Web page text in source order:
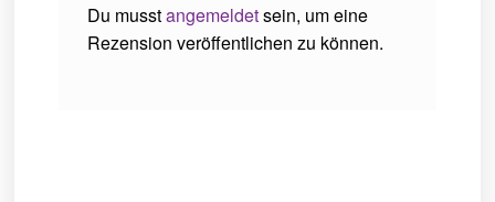
Du musstangemeldetsein, um eine
Rezension veröffentlichen zu können.